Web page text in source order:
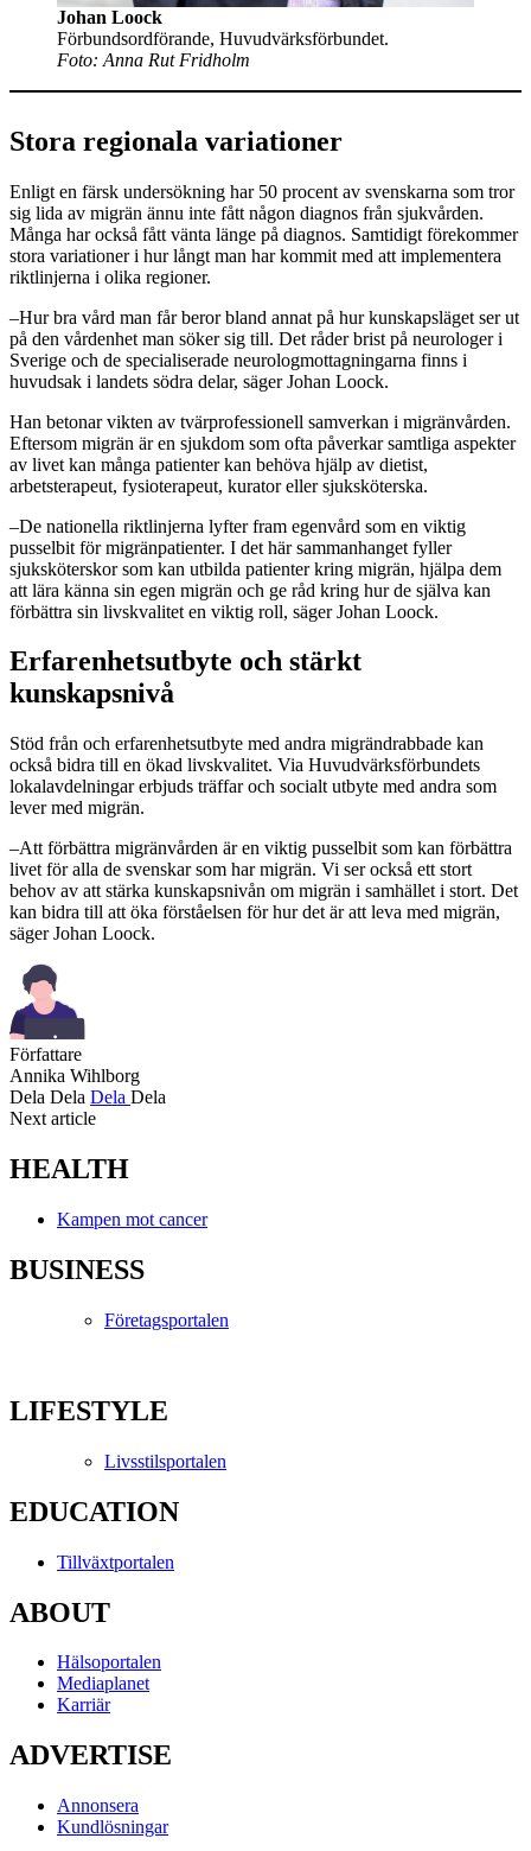
Johan Loock
Förbundsordförande, Huvudvärksförbundet.
Foto: Anna Rut Fridholm
Stora regionala variationer
Enligt en färsk undersökning har 50 procent av svenskarna som tror
sig lida av migrän ännu inte fått någon diagnos från sjukvården.
Många har också fått vänta länge på diagnos. Samtidigt förekommer
stora variationer i hur långt man har kommit med att implementera
riktlinjerna i olika regioner.
–Hur bra vård man får beror bland annat på hur kunskapsläget ser ut
på den vårdenhet man söker sig till. Det råder brist på neurologer i
Sverige och de specialiserade neurologmottagningarna finns i
huvudsak i landets södra delar, säger Johan Loock.
Han betonar vikten av tvärprofessionell samverkan i migränvården.
Eftersom migrän är en sjukdom som ofta påverkar samtliga aspekter
av livet kan många patienter kan behöva hjälp av dietist,
arbetsterapeut, fysioterapeut, kurator eller sjuksköterska.
–De nationella riktlinjerna lyfter fram egenvård som en viktig
pusselbit för migränpatienter. I det här sammanhanget fyller
sjuksköterskor som kan utbilda patienter kring migrän, hjälpa dem
att lära känna sin egen migrän och ge råd kring hur de själva kan
förbättra sin livskvalitet en viktig roll, säger Johan Loock.
Erfarenhetsutbyte och stärkt
kunskapsnivå
Stöd från och erfarenhetsutbyte med andra migrändrabbade kan
också bidra till en ökad livskvalitet. Via Huvudvärksförbundets
lokalavdelningar erbjuds träffar och socialt utbyte med andra som
lever med migrän.
–Att förbättra migränvården är en viktig pusselbit som kan förbättra
livet för alla de svenskar som har migrän. Vi ser också ett stort
behov av att stärka kunskapsnivån om migrän i samhället i stort. Det
kan bidra till att öka förståelsen för hur det är att leva med migrän,
säger Johan Loock.
Författare
Annika Wihlborg
Dela Dela Dela Dela
Next article
HEALTH
Kampen mot cancer
BUSINESS
Företagsportalen
LIFESTYLE
Livsstilsportalen
EDUCATION
Tillväxtportalen
ABOUT
Hälsoportalen
Mediaplanet
Karriär
ADVERTISE
Annonsera
Kundlösningar